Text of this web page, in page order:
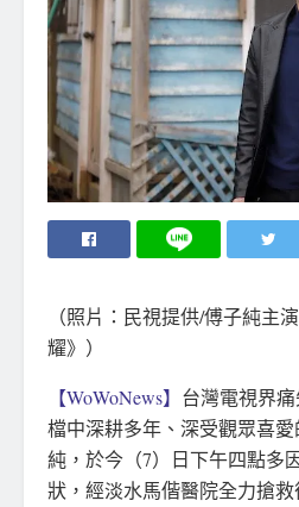
（照片：民視提供/傅子純主
耀》）
【WoWoNews】 台灣電視界
檔中深耕多年、深受觀眾喜
純，於今（7）日下午四點多
狀，經淡水馬偕醫院全力搶